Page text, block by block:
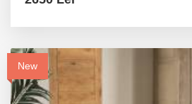
New